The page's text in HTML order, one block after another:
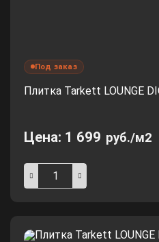
Под заказ
Плитка Tarkett LOUNGE
Цена: 1 699 руб./м2